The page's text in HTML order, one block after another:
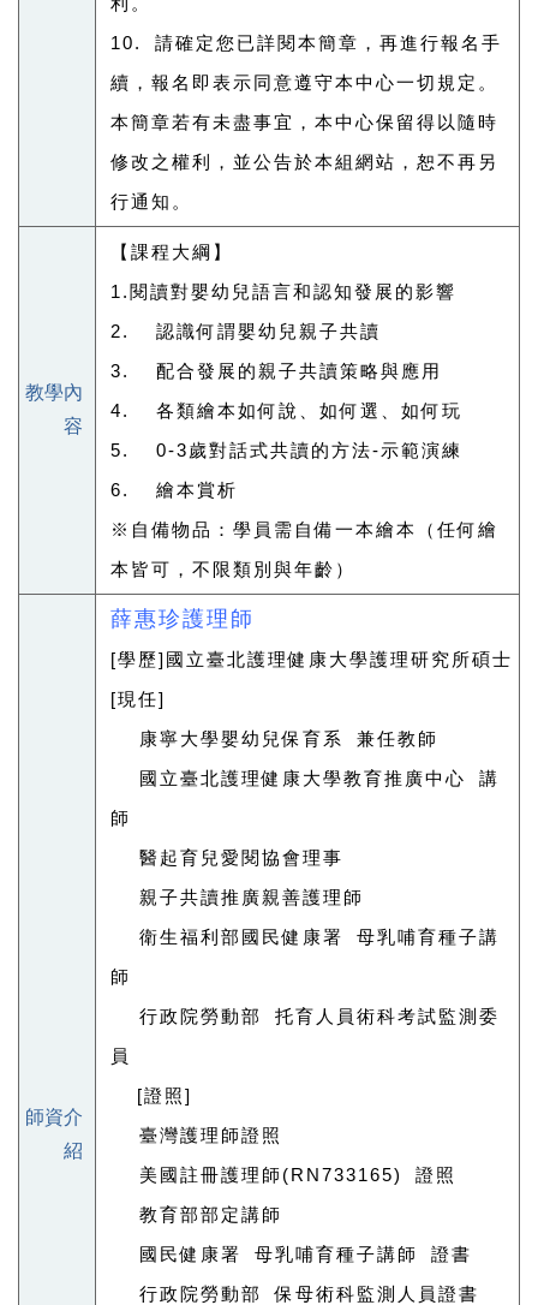
10. 請確定您已詳閱本簡章，再進行報名手
續，報名即表示同意遵守本中心一切規定。
本簡章若有未盡事宜，本中心保留得以隨時
修改之權利，並公告於本組網站，恕不再另
行通知。
教學內
容
【課程大綱】
1.閱讀對嬰幼兒語言和認知發展的影響
2. 認識何謂嬰幼兒親子共讀
3. 配合發展的親子共讀策略與應用
4. 各類繪本如何說、如何選、如何玩
5. 0-3歲對話式共讀的方法-示範演練
6. 繪本賞析
※自備物品： 學員需自備一本繪本（任何繪
本皆可，不限類別與年齡）
師資介
紹
薛惠珍護理師
[學歷]國立臺北護理健康大學護理研究所碩士
[現任]
 康寧大學嬰幼兒保育系 兼任教師
 國立臺北護理健康大學教育推廣中心 講
師
 醫起育兒愛閱協會理事
 親子共讀推廣親善護理師
 衛生福利部國民健康署 母乳哺育種子講
師
 行政院勞動部 托育人員術科考試監測委
員
[證照]
 臺灣護理師證照
 美國註冊護理師(RN733165) 證照
 教育部部定講師
 國民健康署 母乳哺育種子講師 證書
 行政院勞動部 保母術科監測人員證書